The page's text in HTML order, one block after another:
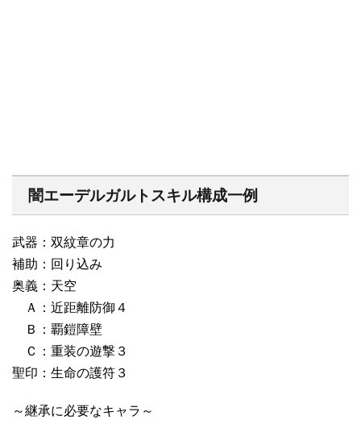
闇エーデルガルトスキル構成一例
武器：双紋章の力
補助：回り込み
奥義：天空
Ａ：近距離防御４
Ｂ：覇鎧障壁
Ｃ：重装の遊撃３
聖印：生命の護符３
～継承に必要なキャラ～